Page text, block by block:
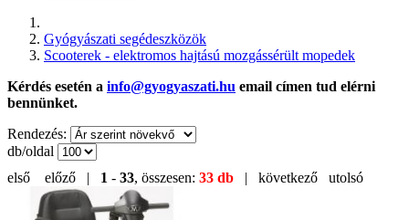
Gyógyászati segédeszközök
Scooterek - elektromos hajtású mozgássérült mopedek
Kérdés esetén a info@gyogyaszati.hu email címen tud elérni
bennünket.
Rendezés:
db/oldal
első előző | 1 - 33, összesen: 33 db | következő utolsó